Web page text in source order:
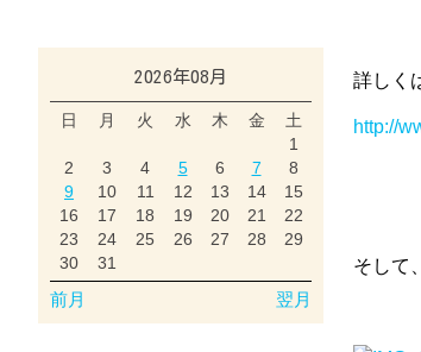
詳しく
http://
そして
2026年08月
日 月 火 水 木 金
土
1
2
3 4 5 6 7
8
9
10 11 12 13 14
15
16
17 18 19 20 21
22
23
24 25 26 27 28
29
30
31
前月 翌月